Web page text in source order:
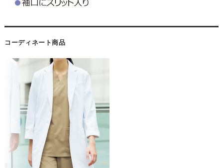
コーディネート商品